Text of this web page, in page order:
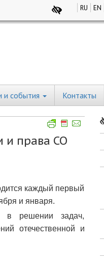
RU EN
и события Контакты
и права СО
каждый первый
и января.
в решении задач,
отечественной и